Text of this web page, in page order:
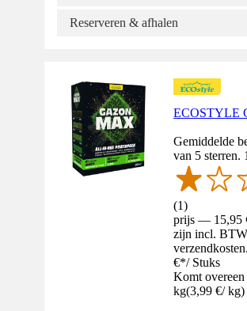
Reserveren & afhalen
ECOSTYLE
Gemiddelde
van 5 sterren.
(1)
prijs — 15,95
zijn incl.
€*/ Stuks
Komt
kg(3,99 €/ kg)